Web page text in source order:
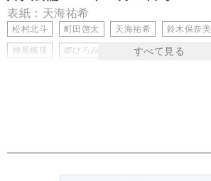
表紙：天海祐希
松村北斗 町田啓太 天海祐希 鈴木保奈美
神尾楓珠 郷ひろみ 吉川ひなの 堂本光一